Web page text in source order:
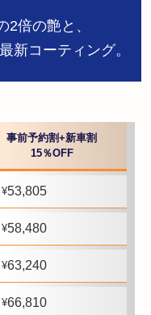
2倍の艶と、
新コーティング。
事前予約割+新車割
15％OFF
¥53,805
¥58,480
¥63,240
¥66,810